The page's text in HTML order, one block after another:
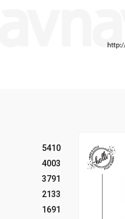
5410
4003
3791
2133
1691